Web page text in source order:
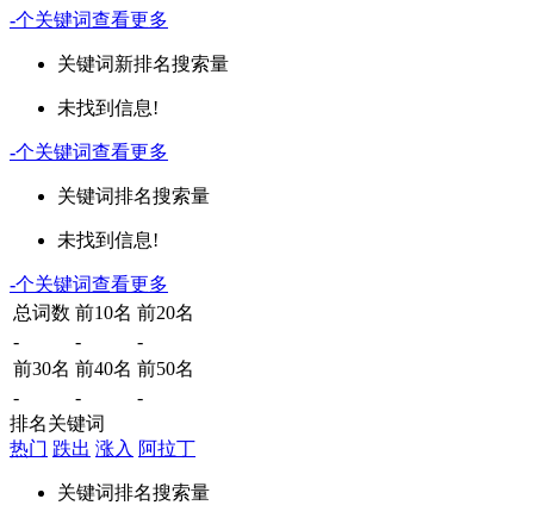
-个关键词查看更多
关键词新排名搜索量
未找到信息!
-个关键词查看更多
关键词排名搜索量
未找到信息!
-个关键词查看更多
总词数 前10名 前20名
-
-
-
前30名 前40名 前50名
-
-
-
排名关键词
热门 跌出 涨入 阿拉丁
关键词排名搜索量